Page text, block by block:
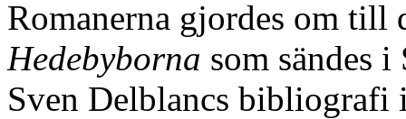
Romanerna gjordes om till
Hedebyborna som sändes
Sven Delblancs bibliografi